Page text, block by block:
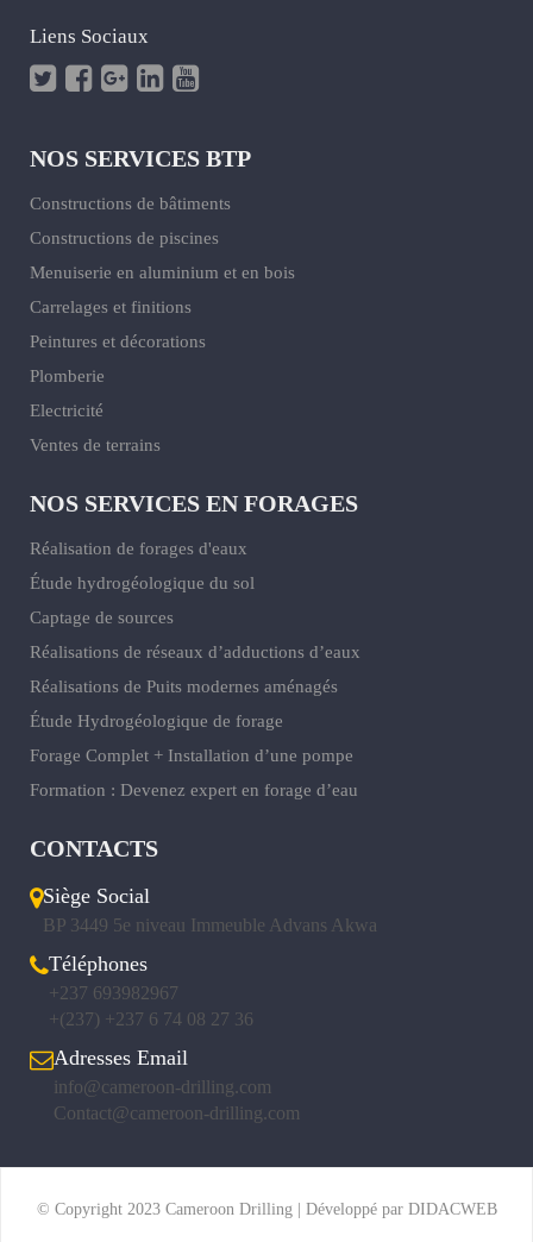
Liens Sociaux
NOS SERVICES BTP
Constructions de bâtiments
Constructions de piscines
Menuiserie en aluminium et en bois
Carrelages et finitions
Peintures et décorations
Plomberie
Electricité
Ventes de terrains
NOS SERVICES EN FORAGES
Réalisation de forages d'eaux
Étude hydrogéologique du sol
Captage de sources
Réalisations de réseaux d’adductions d’eaux
Réalisations de Puits modernes aménagés
Étude Hydrogéologique de forage
Forage Complet + Installation d’une pompe
Formation : Devenez expert en forage d’eau
CONTACTS
Siège Social
BP 3449 5e niveau Immeuble Advans Akwa
Téléphones
+237 693982967
+(237) +237 6 74 08 27 36
Adresses Email
info@cameroon-drilling.com
Contact@cameroon-drilling.com
© Copyright 2023 Cameroon Drilling | Développé par DIDACWEB